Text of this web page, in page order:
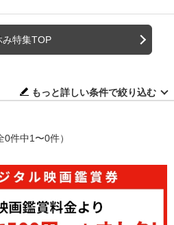
み特集TOP
もっと詳しい条件で絞り込む
0件中1〜0件）